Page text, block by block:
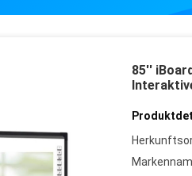
85''